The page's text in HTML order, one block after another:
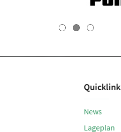
News
Lageplan